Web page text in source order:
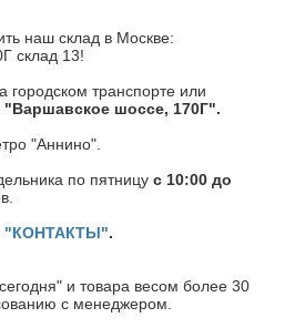
наш склад в Москве:
склад 13!
городском транспорте или
"Варшавское шоссе, 170Г".
"Аннино".
по пятницу с 10:00 до
"КОНТАКТЫ".
и товара весом более 30
с менеджером.